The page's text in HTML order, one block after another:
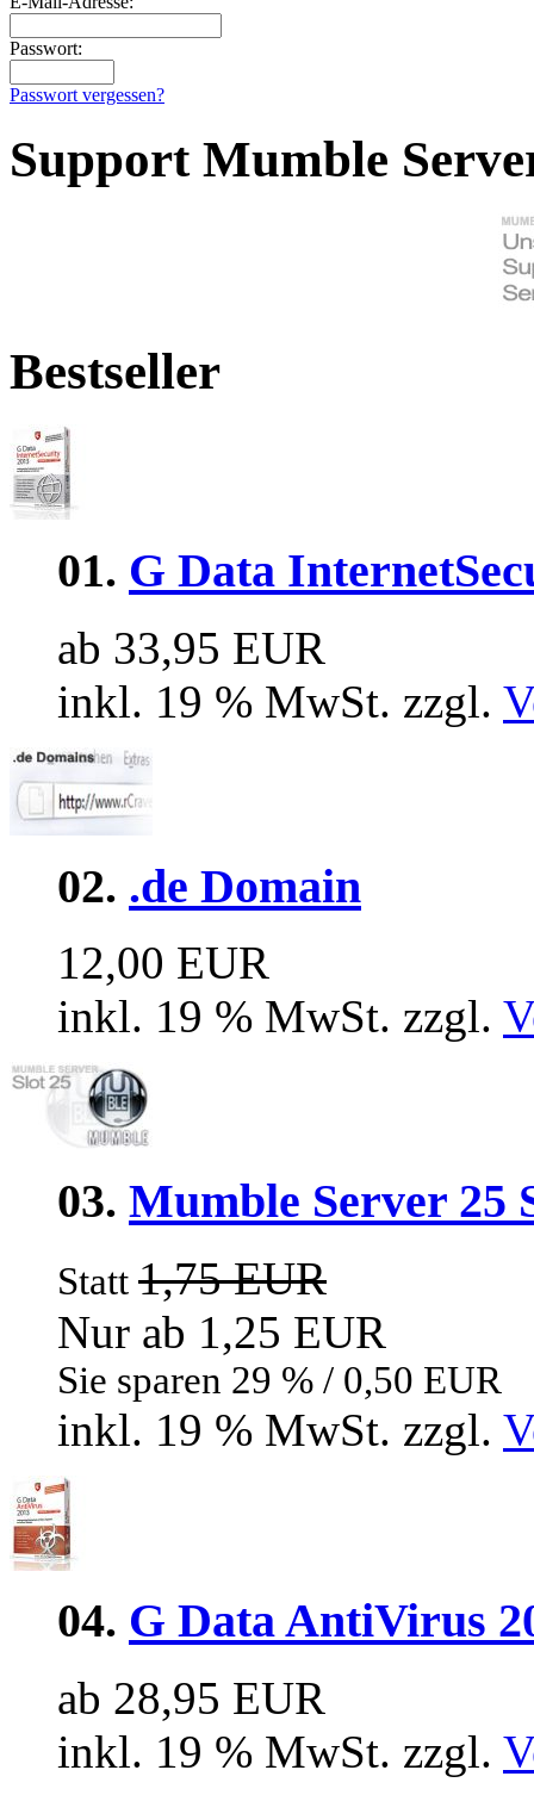
Passwort:
Passwort vergessen?
Support Mumble
Bestseller
01. G Data
ab 33,95 EUR
inkl. 19 % MwSt. zzgl.
02. .de Domain
12,00 EUR
inkl. 19 % MwSt. zzgl.
03. Mumble Server 25
Statt 1,75 EUR
Nur ab 1,25 EUR
Sie sparen 29 % / 0,50 EUR
inkl. 19 % MwSt. zzgl.
04. G Data AntiVirus
ab 28,95 EUR
inkl. 19 % MwSt. zzgl.